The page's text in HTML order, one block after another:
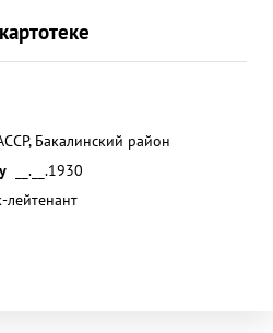
Бакалинский район
__.__.1930
лейтенант